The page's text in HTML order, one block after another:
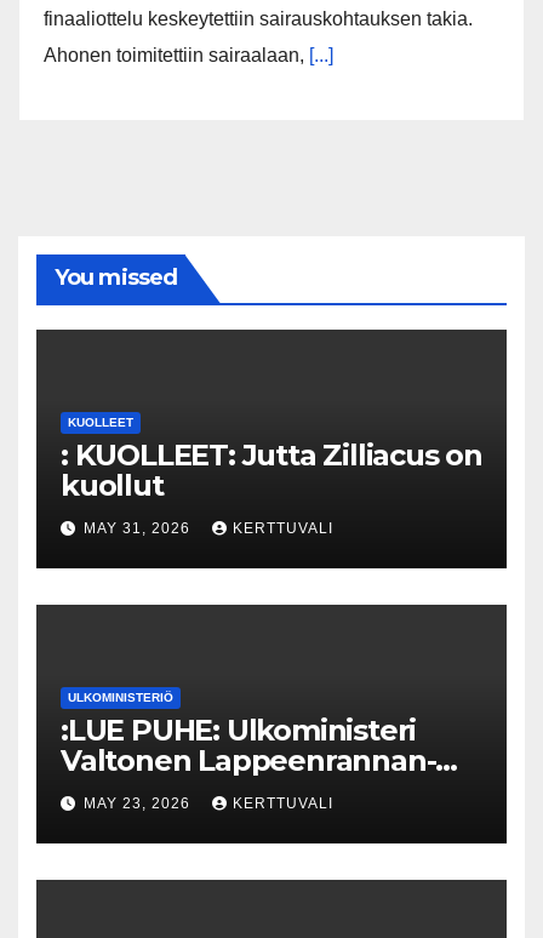
finaaliottelu keskeytettiin sairauskohtauksen takia.
Ahonen toimitettiin sairaalaan, [...]
You missed
KUOLLEET
: KUOLLEET: Jutta Zilliacus on
kuollut
MAY 31, 2026 KERTTUVALI
ULKOMINISTERIÖ
:LUE PUHE: Ulkoministeri
Valtonen Lappeenrannan-
Lahden teknillisen yliopiston
kunniatohtoriksi
MAY 23, 2026 KERTTUVALI